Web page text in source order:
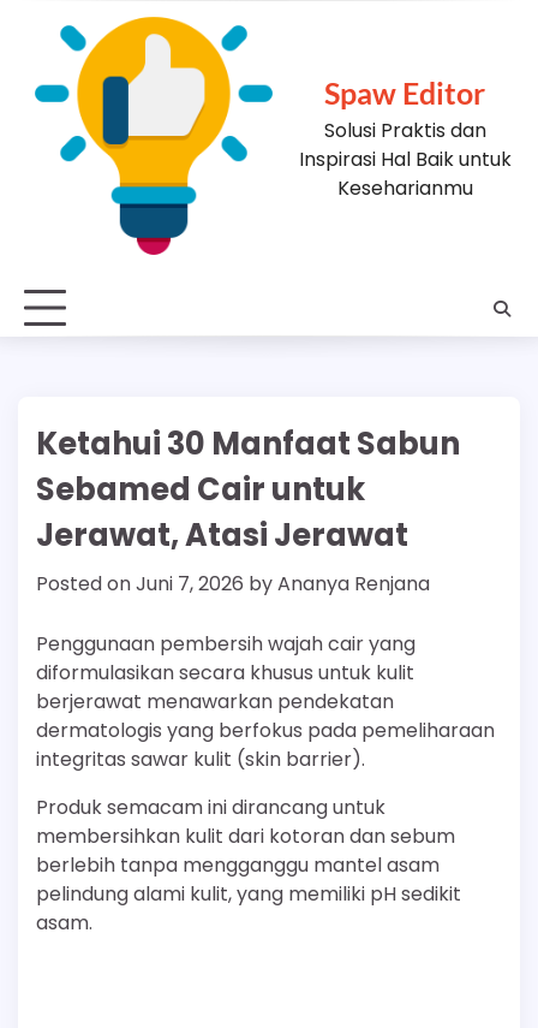
Spaw Editor
Solusi Praktis dan
Inspirasi Hal Baik untuk
Keseharianmu
Ketahui 30 Manfaat Sabun
Sebamed Cair untuk
Jerawat, Atasi Jerawat
Posted onJuni 7, 2026 byAnanya Renjana
Penggunaan pembersih wajah cair yang
diformulasikan secara khusus untuk kulit
berjerawat menawarkan pendekatan
dermatologis yang berfokus pada pemeliharaan
integritas sawar kulit (skin barrier).
Produk semacam ini dirancang untuk
membersihkan kulit dari kotoran dan sebum
berlebih tanpa mengganggu mantel asam
pelindung alami kulit, yang memiliki pH sedikit
asam.